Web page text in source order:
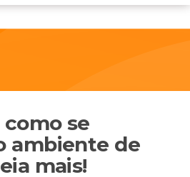
se
ambiente de
mais!